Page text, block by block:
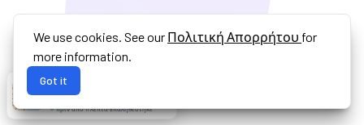
We use cookies. See our Πολιτική Απορρήτου for
more information.
Got it